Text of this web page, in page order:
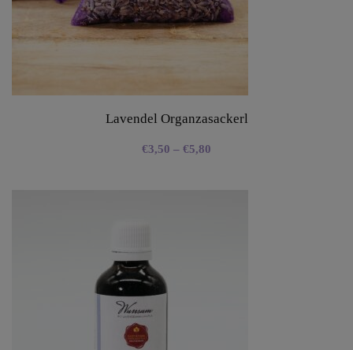
Lavendel Organzasackerl
€3,50 – €5,80